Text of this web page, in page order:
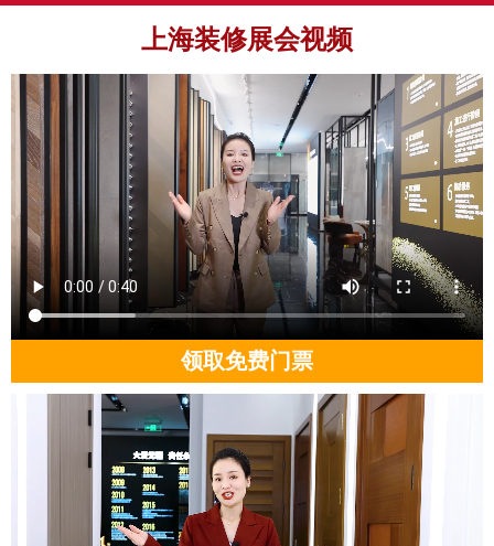
上海装修展会视频
领取免费门票